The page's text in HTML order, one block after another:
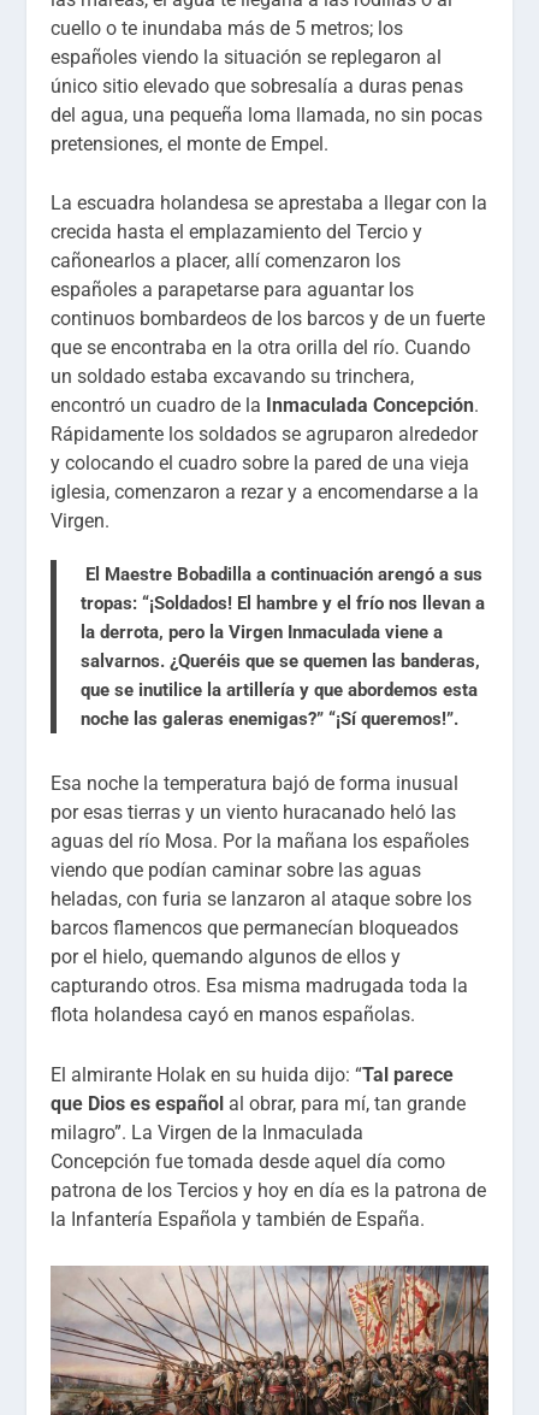
cuello o te inundaba más de 5 metros; los
españoles viendo la situación se replegaron al
único sitio elevado que sobresalía a duras penas
del agua, una pequeña loma llamada, no sin pocas
pretensiones, el monte de Empel.
La escuadra holandesa se aprestaba a llegar con la
crecida hasta el emplazamiento del Tercio y
cañonearlos a placer, allí comenzaron los
españoles a parapetarse para aguantar los
continuos bombardeos de los barcos y de un fuerte
que se encontraba en la otra orilla del río. Cuando
un soldado estaba excavando su trinchera,
encontró un cuadro de la Inmaculada Concepción.
Rápidamente los soldados se agruparon alrededor
y colocando el cuadro sobre la pared de una vieja
iglesia, comenzaron a rezar y a encomendarse a la
Virgen.
El Maestre Bobadilla a continuación arengó a sus
tropas: “¡Soldados! El hambre y el frío nos llevan a
la derrota, pero la Virgen Inmaculada viene a
salvarnos. ¿Queréis que se quemen las banderas,
que se inutilice la artillería y que abordemos esta
noche las galeras enemigas?” “¡Sí queremos!”.
Esa noche la temperatura bajó de forma inusual
por esas tierras y un viento huracanado heló las
aguas del río Mosa. Por la mañana los españoles
viendo que podían caminar sobre las aguas
heladas, con furia se lanzaron al ataque sobre los
barcos flamencos que permanecían bloqueados
por el hielo, quemando algunos de ellos y
capturando otros. Esa misma madrugada toda la
flota holandesa cayó en manos españolas.
El almirante Holak en su huida dijo: “Tal parece
que Dios es español al obrar, para mí, tan grande
milagro”. La Virgen de la Inmaculada
Concepción fue tomada desde aquel día como
patrona de los Tercios y hoy en día es la patrona de
la Infantería Española y también de España.